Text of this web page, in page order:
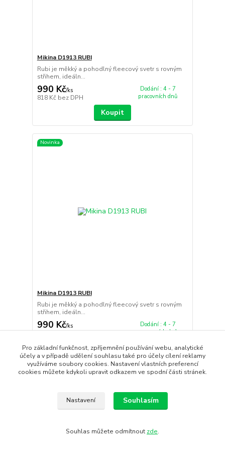
Mikina D1913 RUBI
Rubi je měkký a pohodlný fleecový svetr s rovným
střihem, ideáln...
990 Kč/ks
818 Kč bez DPH
Dodání : 4 - 7
pracovních dnů
Koupit
Novinka
Mikina D1913 RUBI
Rubi je měkký a pohodlný fleecový svetr s rovným
střihem, ideáln...
990 Kč/ks
818 Kčbez DPH
Dodání : 4 - 7
pracovních dnů
Koupit
Pro základní funkčnost, zpříjemnění používání webu, analytické
účely a v případě udělení souhlasu také pro účely cílení reklamy
využíváme soubory cookies. Nastavení vlastních preferencí
cookies můžete kdykoli upravit odkazem ve spodní části stránek.
Nastavení Souhlasím
Souhlas můžete odmítnout zde.